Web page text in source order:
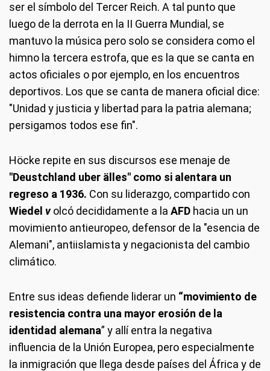
ser el símbolo del Tercer Reich. A tal punto que
luego de la derrota en la II Guerra Mundial, se
mantuvo la música pero solo se considera como el
himno la tercera estrofa, que es la que se canta en
actos oficiales o por ejemplo, en los encuentros
deportivos. Los que se canta de manera oficial dice:
"Unidad y justicia y libertad para la patria alemana;
persigamos todos ese fin".
Höcke repite en sus discursos ese menaje de
"Deustchland uber älles" como si alentara un
regreso a 1936. Con su liderazgo, compartido con
Wiedel volcó decididamente a la AFD hacia un un
movimiento antieuropeo, defensor de la "esencia de
Alemani", antiislamista y negacionista del cambio
climático.
Entre sus ideas defiende liderar un “movimiento de
resistencia contra una mayor erosión de la
identidad alemana” y allí entra la negativa
influencia de la Unión Europea, pero especialmente
la inmigración que llega desde países del África y de